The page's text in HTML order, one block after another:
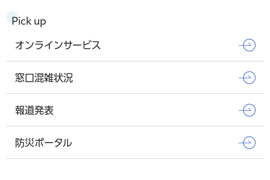
Pick up
オンラインサービス
窓口混雑状況
報道発表
防災ポータル